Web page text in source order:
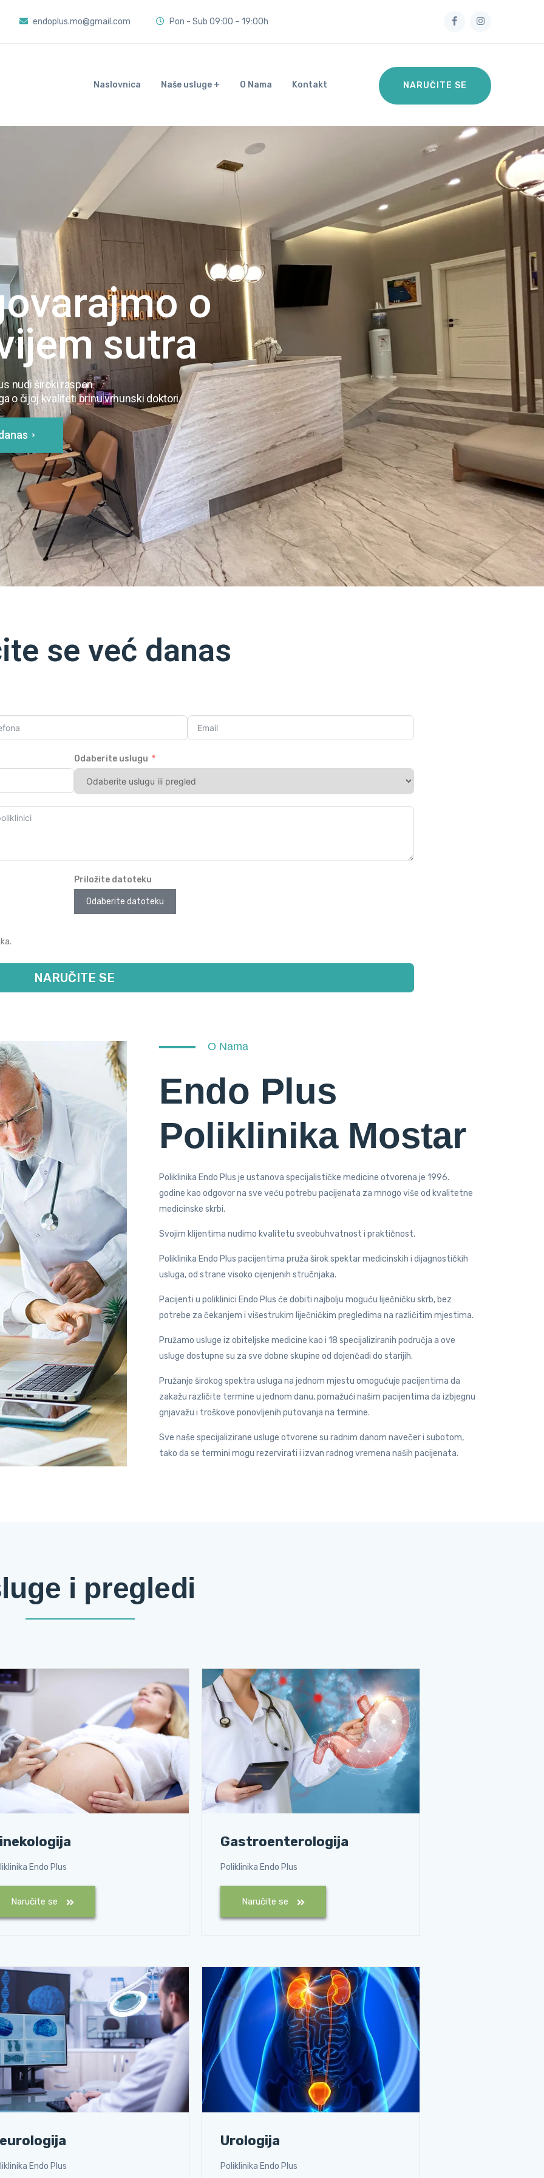
endoplus.mo@gmail.com Pon - Sub 09:00 – 19:00h
NARUČITE SE
Naslovnica Naše usluge O Nama Kontakt
o
sutra
nudi široki raspon
o čijoj kvaliteti brinu vrhunski doktori.
se već danas
Odaberite uslugu
Priložite datoteku
Odaberite datoteku
NARUČITE SE
O Nama
Endo Plus
Poliklinika Mostar
Poliklinika Endo Plus je ustanova specijalističke medicine otvorena je 1996.
godine kao odgovor na sve veću potrebu pacijenata za mnogo više od kvalitetne
medicinske skrbi.
Svojim klijentima nudimo kvalitetu sveobuhvatnost i praktičnost.
Poliklinika Endo Plus pacijentima pruža širok spektar medicinskih i dijagnostičkih
usluga, od strane visoko cijenjenih stručnjaka.
Pacijenti u poliklinici Endo Plus će dobiti najbolju moguću liječničku skrb, bez
potrebe za čekanjem i višestrukim liječničkim pregledima na različitim mjestima.
Pružamo usluge iz obiteljske medicine kao i 18 specijaliziranih područja a ove
usluge dostupne su za sve dobne skupine od dojenčadi do starijih.
Pružanje širokog spektra usluga na jednom mjestu omogućuje pacijentima da
zakažu različite termine u jednom danu, pomažući našim pacijentima da izbjegnu
gnjavažu i troškove ponovljenih putovanja na termine.
Sve naše specijalizirane usluge otvorene su radnim danom navečer i subotom,
tako da se termini mogu rezervirati i izvan radnog vremena naših pacijenata.
i pregledi
Endo Plus
Naručite se
Gastroenterologija
Poliklinika Endo Plus
Naručite se
Endo Plus
Urologija
Poliklinika Endo Plus